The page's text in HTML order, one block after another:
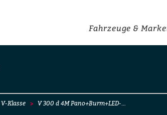
Fahrzeuge &
V-Klasse V 300 d 4M Pano+Burm+LED-…